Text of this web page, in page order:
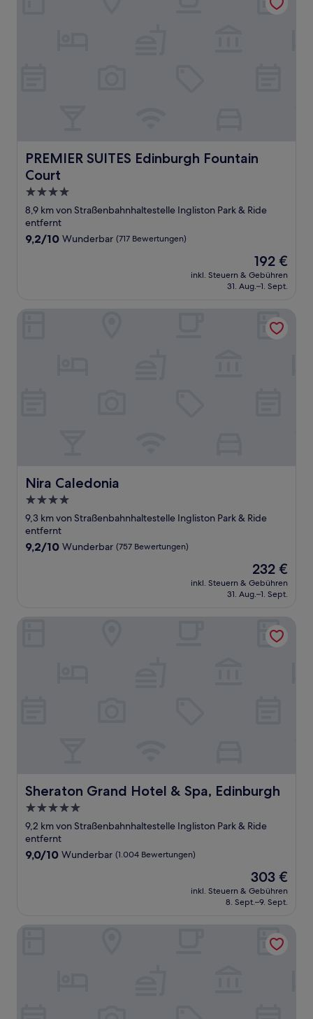
PREMIER SUITES Edinburgh Fountain
Court
PREMIER SUITES Edinburgh Fountain Court
4.0-
Sterne-
Unterkunft
8,9 km von Straßenbahnhaltestelle Ingliston Park & Ride
entfernt
9.2
9,2/10 Wunderbar (717 Bewertungen)
Der
Preis
beträgt
192 €
inkl. Steuern & Gebühren
31. Aug.–1. Sept.
Nira Caledonia
Nira Caledonia
4.0-
Sterne-
Unterkunft
9,3 km von Straßenbahnhaltestelle Ingliston Park & Ride
entfernt
9.2
9,2/10 Wunderbar (757 Bewertungen)
Der
Preis
beträgt
232 €
inkl. Steuern & Gebühren
31. Aug.–1. Sept.
Sheraton Grand Hotel & Spa, Edinburgh
Sheraton Grand Hotel & Spa, Edinburgh
5.0-
Sterne-
Unterkunft
9,2 km von Straßenbahnhaltestelle Ingliston Park & Ride
entfernt
9.0
9,0/10 Wunderbar (1.004 Bewertungen)
Der
Preis
beträgt
303 €
inkl. Steuern & Gebühren
8. Sept.–9. Sept.